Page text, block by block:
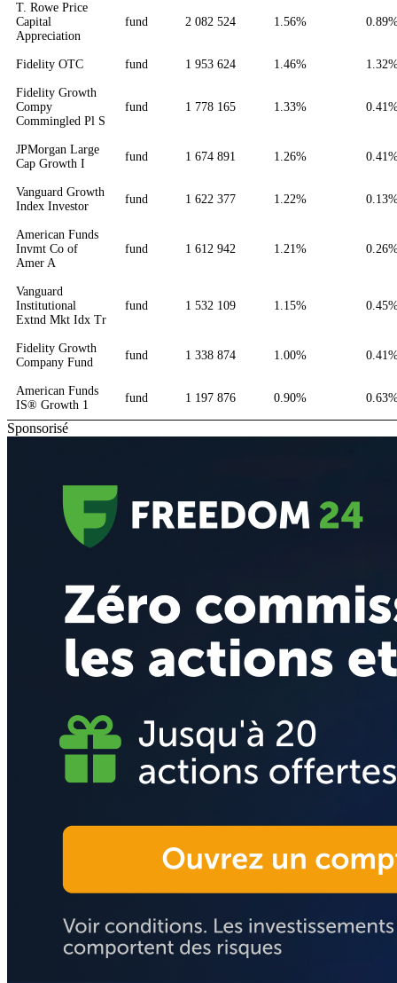
T. Rowe Price
Capital
Appreciation
fund 2 082 524 1.56%
Fidelity OTC fund 1 953 624 1.46%
Fidelity Growth
Compy
Commingled Pl S
fund 1 778 165 1.33%
JPMorgan Large
Cap Growth I
fund 1 674 891 1.26%
Vanguard Growth
Index Investor
fund 1 622 377 1.22%
American Funds
Invmt Co of
Amer A
fund 1 612 942 1.21%
Vanguard
Institutional
Extnd Mkt Idx Tr
fund 1 532 109 1.15%
Fidelity Growth
Company Fund
fund 1 338 874 1.00%
American Funds
IS® Growth 1
fund 1 197 876 0.90%
Sponsorisé